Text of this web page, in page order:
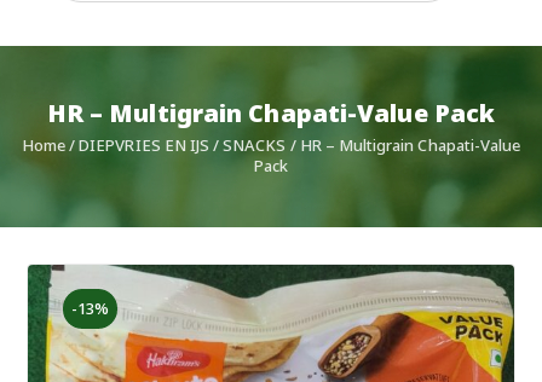
HR – Multigrain Chapati-Value Pack
Home/DIEPVRIES EN IJS /SNACKS / HR – Multigrain Chapati-Value
Pack
-13%